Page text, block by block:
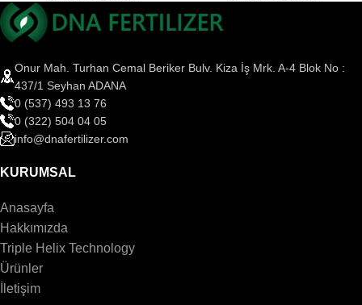
Onur Mah. Turhan Cemal Beriker Bulv. Kiza İş Mrk. A-4 Blok No :
437/1 Seyhan ADANA
0 (537) 493 13 76
0 (322) 504 04 05
info@dnafertilizer.com
KURUMSAL
Anasayfa
Hakkımızda
Triple Helix Technology
Ürünler
İletişim